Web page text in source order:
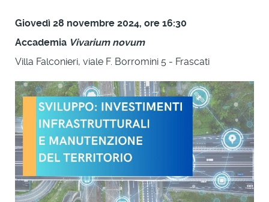
Giovedì 28 novembre 2024, ore 16:30
Accademia Vivarium novum
Villa Falconieri, viale F. Borromini 5 - Frascati